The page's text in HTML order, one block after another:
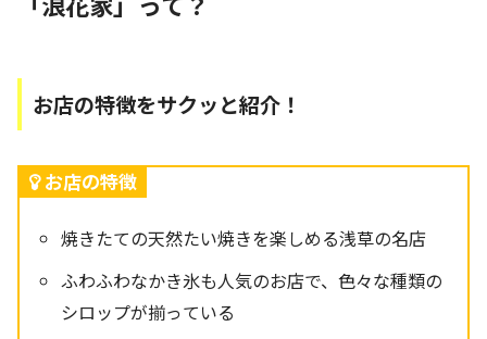
お店の特徴をサクッと紹介！
お店の特徴
焼きたての天然たい焼きを楽しめる浅草の名店
ふわふわなかき氷も人気のお店で、色々な種類の
シロップが揃っている